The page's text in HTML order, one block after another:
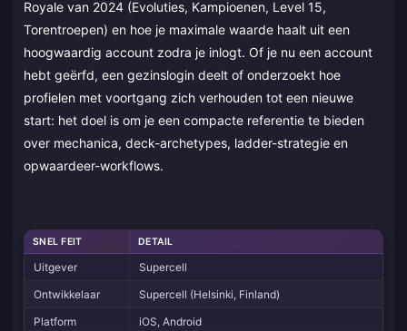
Royale van 2024 (Evoluties, Kampioenen, Level 15,
Torentroepen) en hoe je maximale waarde haalt uit een
hoogwaardig account zodra je inlogt. Of je nu een account
hebt geërfd, een gezinslogin deelt of onderzoekt hoe
profielen met voortgang zich verhouden tot een nieuwe
start: het doel is om je een compacte referentie te bieden
over mechanica, deck-archetypes, ladder-strategie en
opwaardeer-workflows.
SNEL FEIT DETAIL
Uitgever
Supercell
Ontwikkelaar
Supercell (Helsinki, Finland)
Platform
iOS, Android